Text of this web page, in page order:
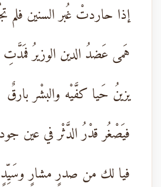
إذا حاردتْ غُبر السنين فلم
هَمى عَضدُ الدين الوزيرُ فمَدَّتِ
يزينُ حَيا كفَّيْه والبشْر بارقٌ
فيَصْغُر قدْرُ الدَّثْر في عين
فيا لك من صدرٍ مشارٍ وسَيِّدٍ